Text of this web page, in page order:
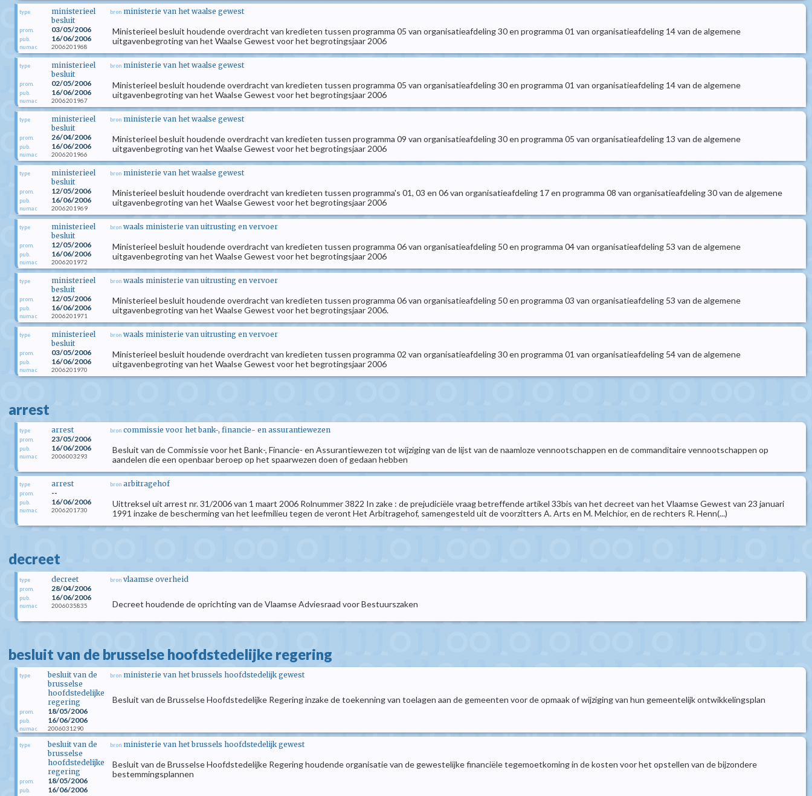
type
ministerieel
besluit
prom. 03/05/2006
pub. 16/06/2006
numac 2006201968
bron ministerie van het waalse gewest
Ministerieel besluit houdende overdracht van kredieten tussen programma 05 van organisatieafdeling 30 en programma 01 van organisatieafdeling 14 van de algemene
uitgavenbegroting van het Waalse Gewest voor het begrotingsjaar 2006
type
ministerieel
besluit
prom. 02/05/2006
pub. 16/06/2006
numac 2006201967
bron ministerie van het waalse gewest
Ministerieel besluit houdende overdracht van kredieten tussen programma 05 van organisatieafdeling 30 en programma 01 van organisatieafdeling 14 van de algemene
uitgavenbegroting van het Waalse Gewest voor het begrotingsjaar 2006
type
ministerieel
besluit
prom. 26/04/2006
pub. 16/06/2006
numac 2006201966
bron ministerie van het waalse gewest
Ministerieel besluit houdende overdracht van kredieten tussen programma 09 van organisatieafdeling 30 en programma 05 van organisatieafdeling 13 van de algemene
uitgavenbegroting van het Waalse Gewest voor het begrotingsjaar 2006
type
ministerieel
besluit
prom. 12/05/2006
pub. 16/06/2006
numac 2006201969
bron ministerie van het waalse gewest
Ministerieel besluit houdende overdracht van kredieten tussen programma's 01, 03 en 06 van organisatieafdeling 17 en programma 08 van organisatieafdeling 30 van de algemene
uitgavenbegroting van het Waalse Gewest voor het begrotingsjaar 2006
type
ministerieel
besluit
prom. 12/05/2006
pub. 16/06/2006
numac 2006201972
bron waals ministerie van uitrusting en vervoer
Ministerieel besluit houdende overdracht van kredieten tussen programma 06 van organisatieafdeling 50 en programma 04 van organisatieafdeling 53 van de algemene
uitgavenbegroting van het Waalse Gewest voor het begrotingsjaar 2006
type
ministerieel
besluit
prom. 12/05/2006
pub. 16/06/2006
numac 2006201971
bron waals ministerie van uitrusting en vervoer
Ministerieel besluit houdende overdracht van kredieten tussen programma 06 van organisatieafdeling 50 en programma 03 van organisatieafdeling 53 van de algemene
uitgavenbegroting van het Waalse Gewest voor het begrotingsjaar 2006.
type
ministerieel
besluit
prom. 03/05/2006
pub. 16/06/2006
numac 2006201970
bron waals ministerie van uitrusting en vervoer
Ministerieel besluit houdende overdracht van kredieten tussen programma 02 van organisatieafdeling 30 en programma 01 van organisatieafdeling 54 van de algemene
uitgavenbegroting van het Waalse Gewest voor het begrotingsjaar 2006
arrest
type arrest
prom. 23/05/2006
pub. 16/06/2006
numac 2006003293
bron commissie voor het bank-, financie- en assurantiewezen
Besluit van de Commissie voor het Bank-, Financie- en Assurantiewezen tot wijziging van de lijst van de naamloze vennootschappen en de commanditaire vennootschappen op
aandelen die een openbaar beroep op het spaarwezen doen of gedaan hebben
type arrest
prom. --
pub. 16/06/2006
numac 2006201730
bron arbitragehof
Uittreksel uit arrest nr. 31/2006 van 1 maart 2006 Rolnummer 3822 In zake : de prejudiciële vraag betreffende artikel 33bis van het decreet van het Vlaamse Gewest van 23 januari
1991 inzake de bescherming van het leefmilieu tegen de veront Het Arbitragehof, samengesteld uit de voorzitters A. Arts en M. Melchior, en de rechters R. Henn(...)
decreet
type decreet
prom. 28/04/2006
pub. 16/06/2006
numac 2006035835
bron vlaamse overheid
Decreet houdende de oprichting van de Vlaamse Adviesraad voor Bestuurszaken
besluit van de brusselse hoofdstedelijke regering
type
besluit van de
brusselse
hoofdstedelijke
regering
prom. 18/05/2006
pub. 16/06/2006
numac 2006031290
bron ministerie van het brussels hoofdstedelijk gewest
Besluit van de Brusselse Hoofdstedelijke Regering inzake de toekenning van toelagen aan de gemeenten voor de opmaak of wijziging van hun gemeentelijk ontwikkelingsplan
type
besluit van de
brusselse
hoofdstedelijke
regering
prom. 18/05/2006
pub. 16/06/2006
bron ministerie van het brussels hoofdstedelijk gewest
Besluit van de Brusselse Hoofdstedelijke Regering houdende organisatie van de gewestelijke financiële tegemoetkoming in de kosten voor het opstellen van de bijzondere
bestemmingsplannen